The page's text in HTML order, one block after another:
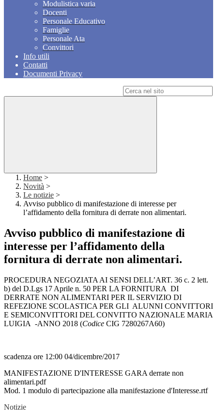
Modulistica varia
Docenti
Personale Educativo
Famiglie
Personale Ata
Convittori
Info utili
Contatti
Documenti Privacy
Home >
Novità >
Le notizie >
Avviso pubblico di manifestazione di interesse per
l’affidamento della fornitura di derrate non alimentari.
Avviso pubblico di manifestazione di
interesse per l’affidamento della
fornitura di derrate non alimentari.
PROCEDURA NEGOZIATA AI SENSI DELL’ART. 36 c. 2 lett.
b) del D.Lgs 17 Aprile n. 50 PER LA FORNITURA DI
DERRATE NON ALIMENTARI PER IL SERVIZIO DI
REFEZIONE SCOLASTICA PER GLI ALUNNI CONVITTORI
E SEMICONVITTORI DEL CONVITTO NAZIONALE MARIA
LUIGIA -ANNO 2018 (Codice CIG 7280267A60)
scadenza ore 12:00 04/dicembre/2017
MANIFESTAZIONE D'INTERESSE GARA derrate non
alimentari.pdf
Mod. 1 modulo di partecipazione alla manifestazione d'Interesse.rtf
Notizie